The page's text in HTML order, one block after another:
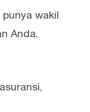
wakil
Anda.